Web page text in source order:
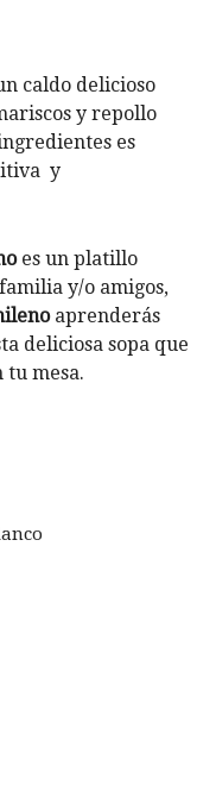
caldo delicioso
y repollo
es
y
es un platillo
y/o amigos,
aprenderás
deliciosa sopa que
mesa.